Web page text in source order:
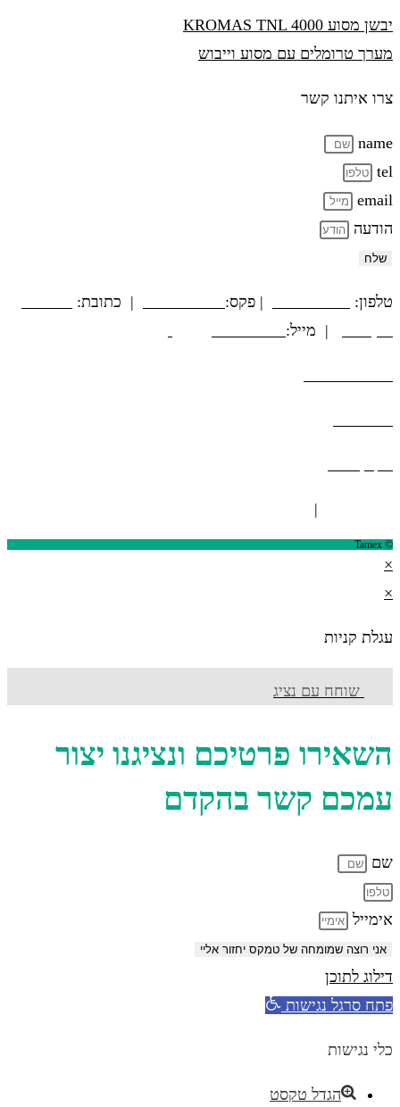
יבשן מסוע KROMAS TNL 4000
מערך טרומלים עם מסוע וייבוש
צרו איתנו קשר
name
tel
email
הודעה
שלח
טלפון: | פקס: | כתובת:
| מייל:
|
© Tamex
×
×
עגלת קניות
שוחח עם נציג
השאירו פרטיכם ונציגנו יצור
עמכם קשר בהקדם
שם
אימייל
אני רוצה שמומחה של טמקס יחזור אליי
דילוג לתוכן
פתח סרגל נגישות
כלי נגישות
הגדל טקסט